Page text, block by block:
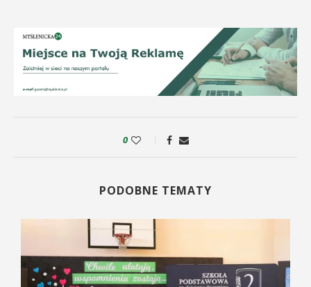
0
PODOBNE TEMATY